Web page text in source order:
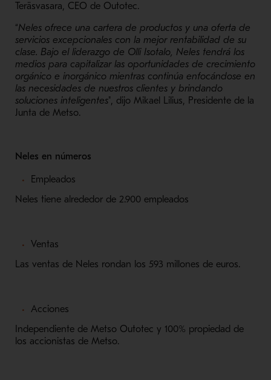
Teräsvasara, CEO de Outotec.
“Neles ofrece una cartera de productos y una oferta de
servicios excepcionales con la mejor rentabilidad de su
clase. Bajo el liderazgo de Olli Isotalo, Neles tendrá los
medios para capitalizar las oportunidades de crecimiento
orgánico e inorgánico mientras continúa enfocándose en
las necesidades de nuestros clientes y brindando
soluciones inteligentes", dijo Mikael Lilius, Presidente de la
Junta de Metso.
Neles en números
Empleados
Neles tiene alrededor de 2.900 empleados
Ventas
Las ventas de Neles rondan los 593 millones de euros.
Acciones
Independiente de Metso Outotec y 100% propiedad de
los accionistas de Metso.